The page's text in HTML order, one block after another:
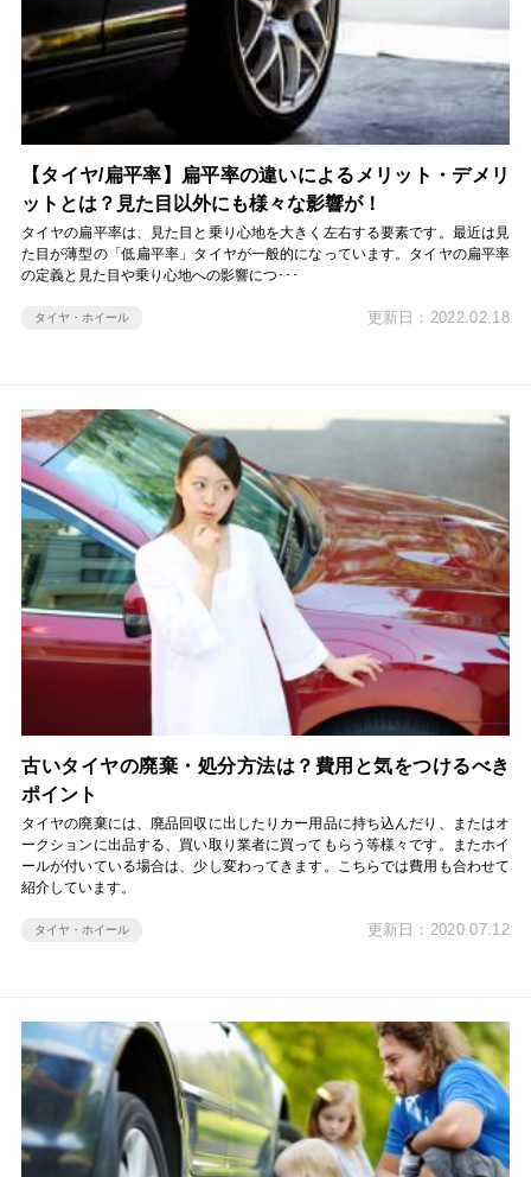
【タイヤ/扁平率】扁平率の違いによるメリット・デメリ
ットとは？見た目以外にも様々な影響が！
タイヤの扁平率は、見た目と乗り心地を大きく左右する要素です。最近は見
た目が薄型の「低扁平率」タイヤが一般的になっています。タイヤの扁平率
の定義と見た目や乗り心地への影響につ･･･
タイヤ・ホイール 更新日：2022.02.18
古いタイヤの廃棄・処分方法は？費用と気をつけるべき
ポイント
タイヤの廃棄には、廃品回収に出したりカー用品に持ち込んだり、またはオ
ークションに出品する、買い取り業者に買ってもらう等様々です。またホイ
ールが付いている場合は、少し変わってきます。こちらでは費用も合わせて
紹介しています。
タイヤ・ホイール 更新日：2020.07.12